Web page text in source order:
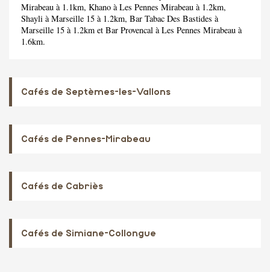
Mirabeau à 1.1km, Khano à Les Pennes Mirabeau à 1.2km,
Shayli à Marseille 15 à 1.2km, Bar Tabac Des Bastides à
Marseille 15 à 1.2km et Bar Provencal à Les Pennes Mirabeau à
1.6km.
Cafés de Septèmes-les-Vallons
Cafés de Pennes-Mirabeau
Cafés de Cabriès
Cafés de Simiane-Collongue